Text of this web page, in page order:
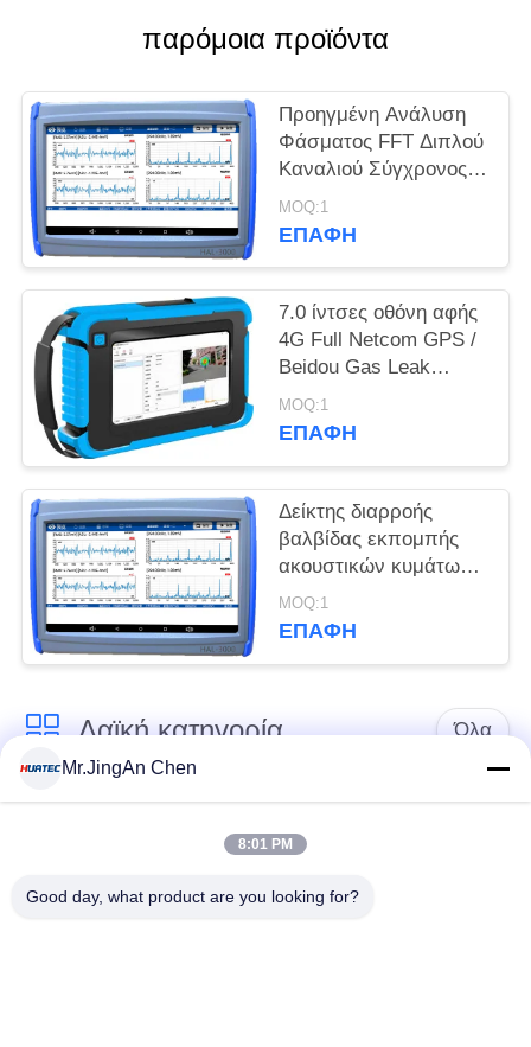
παρόμοια προϊόντα
Προηγμένη Ανάλυση
Φάσματος FFT Διπλού
Καναλιού Σύγχρονος
Ανιχνευτής Διαρροής
Βαλβίδας Ακουστικής
MOQ:1
ΕΠΑΦΉ
7.0 ίντσες οθόνη αφής
4G Full Netcom GPS /
Beidou Gas Leak
Ακουστική
απεικονιστική συσκευή
MOQ:1
ΕΠΑΦΉ
Δείκτης διαρροής
βαλβίδας εκπομπής
ακουστικών κυμάτων
διπλού καναλιού FFT
Spectrum RMS ASL
MOQ:1
ΕΠΑΦΉ
Λαϊκή κατηγορία Όλα
Υπερήχων
παχύμετρο
Mr.JingAn Chen
8:01 PM
Good day, what product are you looking for?